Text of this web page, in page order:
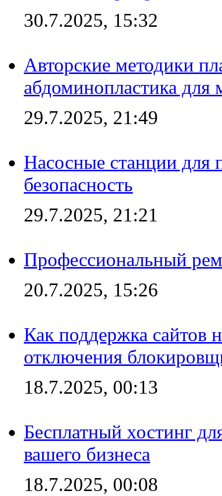
30.7.2025, 15:32
Авторские методики
абдоминопластика для
29.7.2025, 21:49
Насосные станции для
безопасность
29.7.2025, 21:21
Профессиональный
20.7.2025, 15:26
Как поддержка сайтов
отключения
18.7.2025, 00:13
Бесплатный хостинг
вашего бизнеса
18.7.2025, 00:08